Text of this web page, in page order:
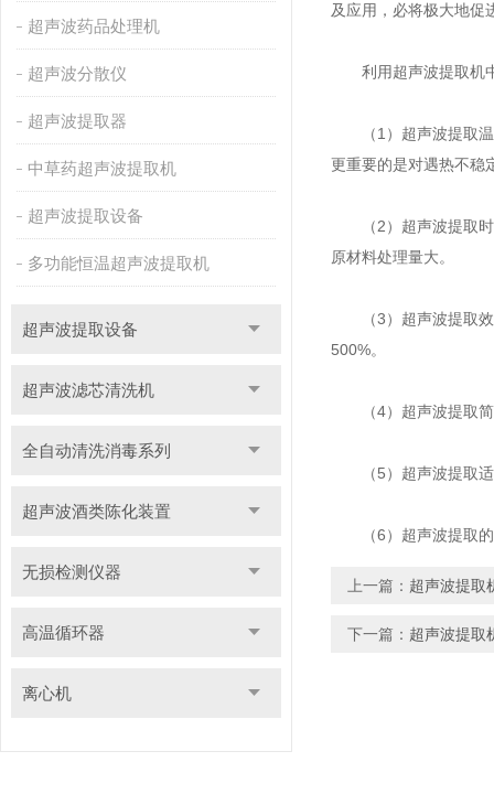
超声波药品处理机
超声波分散仪
超声波提取器
中草药超声波提取机
超声波提取设备
多功能恒温超声波提取机
超声波提取设备
超声波滤芯清洗机
全自动清洗消毒系列
超声波酒类陈化装置
无损检测仪器
高温循环器
离心机
及应用，必将极大地促
利用超声波提取机
（1）超声波提取温
更重要的是对遇热不稳
（2）超声波提取时
原材料处理量大。
（3）超声波提取效
500%。
（4）超声波提取简
（5）超声波提取适
（6）超声波提取的
上一篇： 超声波提取
下一篇： 超声波提取